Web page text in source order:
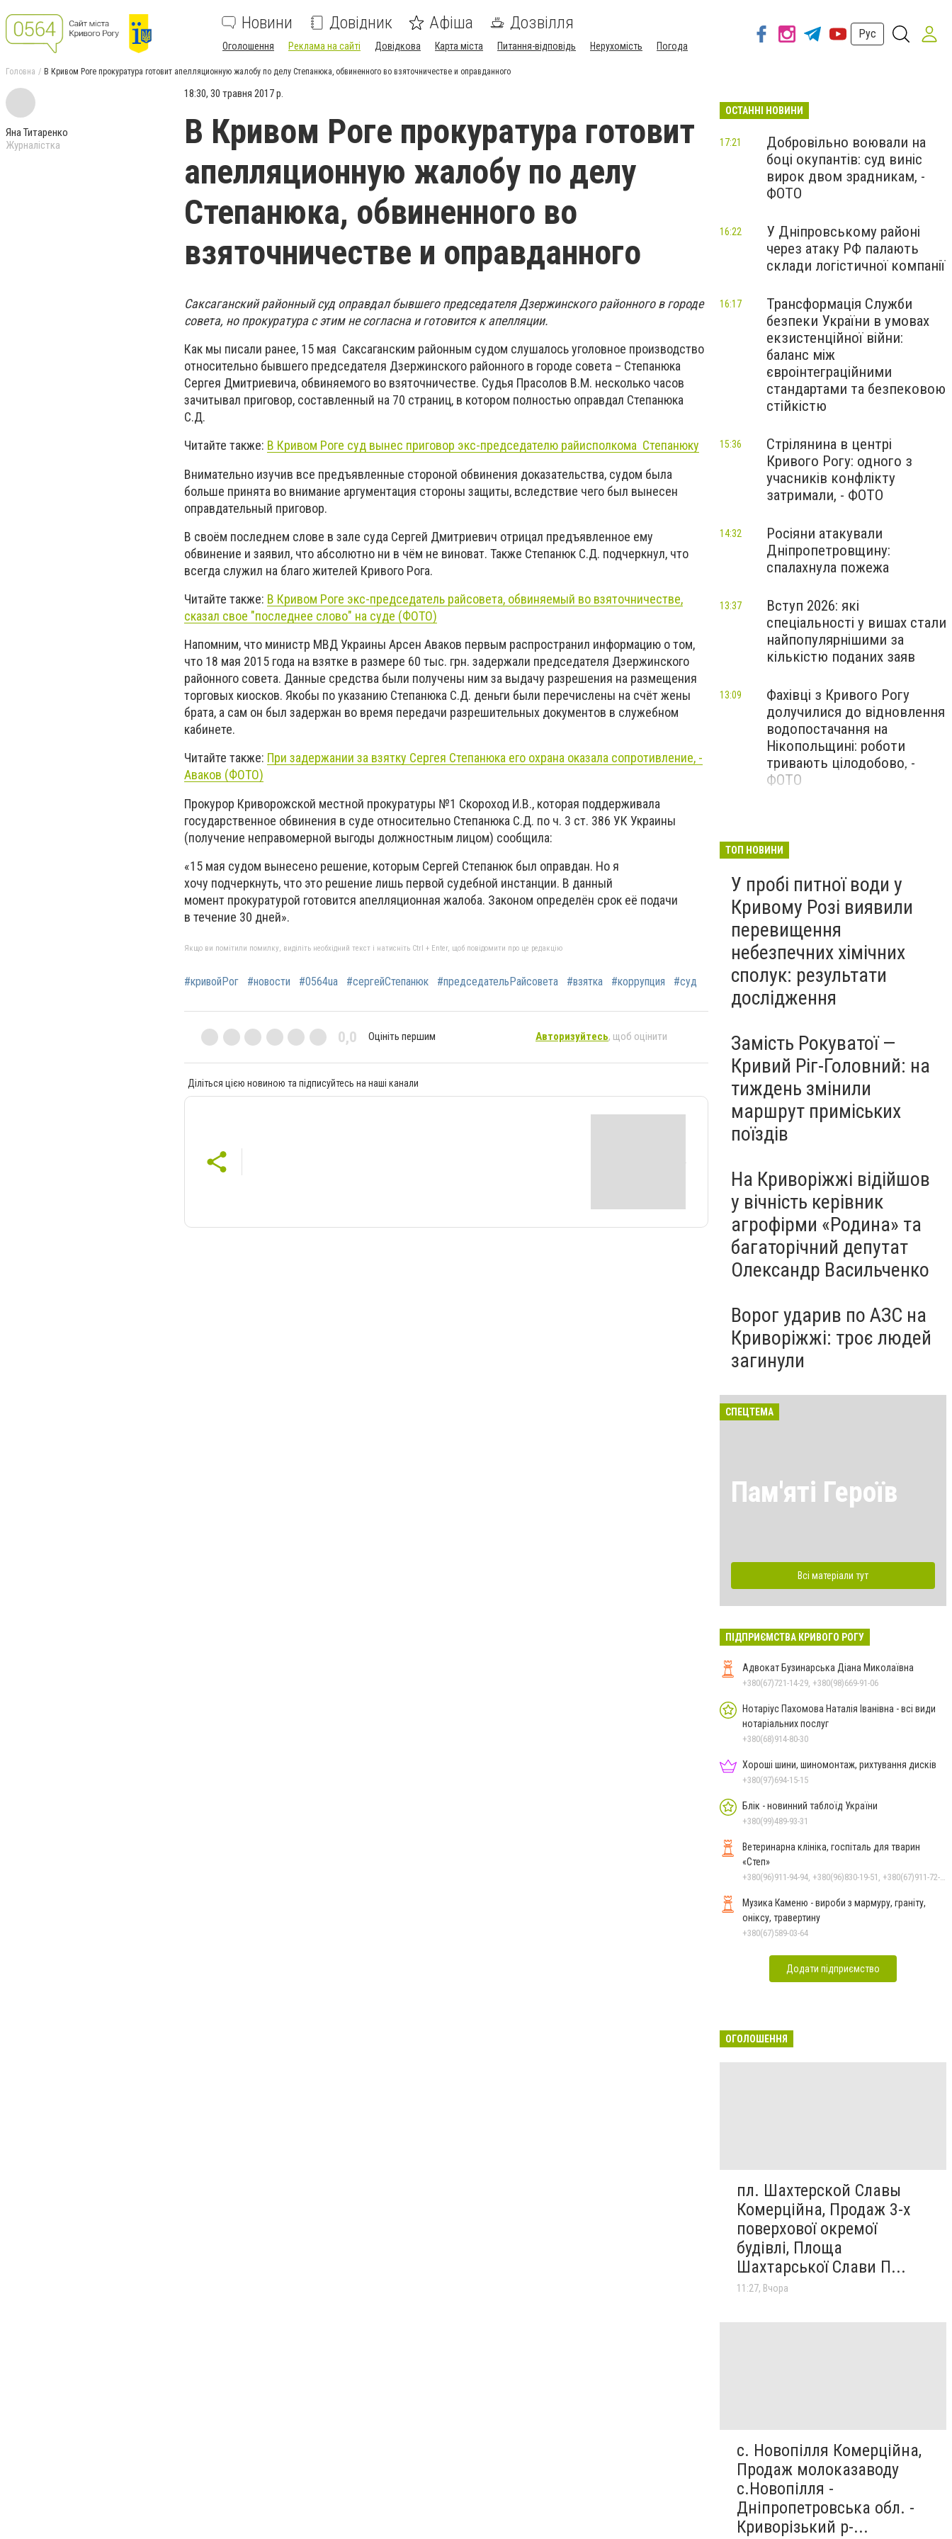
Новини Довідник Афіша Дозвілля
Оголошення Реклама на сайті Довідкова Карта міста Питання-відповідь Нерухомість Погода
Рус
Головна В Кривом Роге прокуратура готовит апелляционную жалобу по делу Степанюка, обвиненного во взяточничестве и оправданного
Яна Титаренко
Журналістка
18:30, 30 травня 2017 р.
В Кривом Роге прокуратура готовит
апелляционную жалобу по делу
Степанюка, обвиненного во
взяточничестве и оправданного
Саксаганский районный суд оправдал бывшего председателя Дзержинского районного в городе
совета, но прокуратура с этим не согласна и готовится к апелляции.
Как мы писали ранее, 15 мая Саксаганским районным судом слушалось уголовное производство
относительно бывшего председателя Дзержинского районного в городе совета – Степанюка
Сергея Дмитриевича, обвиняемого во взяточничестве. Судья Прасолов В.М. несколько часов
зачитывал приговор, составленный на 70 страниц, в котором полностью оправдал Степанюка
С.Д.
Читайте также: В Кривом Роге суд вынес приговор экс-председателю райисполкома Степанюку
Внимательно изучив все предъявленные стороной обвинения доказательства, судом была
больше принята во внимание аргументация стороны защиты, вследствие чего был вынесен
оправдательный приговор.
В своём последнем слове в зале суда Сергей Дмитриевич отрицал предъявленное ему
обвинение и заявил, что абсолютно ни в чём не виноват. Также Степанюк С.Д. подчеркнул, что
всегда служил на благо жителей Кривого Рога.
Читайте также: В Кривом Роге экс-председатель райсовета, обвиняемый во взяточничестве,
сказал свое "последнее слово" на суде (ФОТО)
Напомним, что министр МВД Украины Арсен Аваков первым распространил информацию о том,
что 18 мая 2015 года на взятке в размере 60 тыс. грн. задержали председателя Дзержинского
районного совета. Данные средства были получены ним за выдачу разрешения на размещения
торговых киосков. Якобы по указанию Степанюка С.Д. деньги были перечислены на счёт жены
брата, а сам он был задержан во время передачи разрешительных документов в служебном
кабинете.
Читайте также: При задержании за взятку Сергея Степанюка его охрана оказала сопротивление, -
Аваков (ФОТО)
Прокурор Криворожской местной прокуратуры №1 Скороход И.В., которая поддерживала
государственное обвинения в суде относительно Степанюка С.Д. по ч. 3 ст. 386 УК Украины
(получение неправомерной выгоды должностным лицом) сообщила:
«15 мая судом вынесено решение, которым Сергей Степанюк был оправдан. Но я
хочу подчеркнуть, что это решение лишь первой судебной инстанции. В данный
момент прокуратурой готовится апелляционная жалоба. Законом определён срок её подачи
в течение 30 дней».
Якщо ви помітили помилку, виділіть необхідний текст і натисніть Ctrl + Enter, щоб повідомити про це редакцію
#кривойРог #новости #0564ua #сергейСтепанюк #председательРайсовета #взятка #коррупция #суд
0,0 Оцініть першим Авторизуйтесь, щоб оцінити
Діліться цією новиною та підписуйтесь на наші канали
ОСТАННІ НОВИНИ
Добровільно воювали на
боці окупантів: суд виніс
вирок двом зрадникам, -
ФОТО
17:21
У Дніпровському районі
через атаку РФ палають
склади логістичної компанії
16:22
Трансформація Служби
безпеки України в умовах
екзистенційної війни:
баланс між
євроінтеграційними
стандартами та безпековою
стійкістю
16:17
Стрілянина в центрі
Кривого Рогу: одного з
учасників конфлікту
затримали, - ФОТО
15:36
Росіяни атакували
Дніпропетровщину:
спалахнула пожежа
14:32
Вступ 2026: які
спеціальності у вишах стали
найпопулярнішими за
кількістю поданих заяв
13:37
Фахівці з Кривого Рогу
долучилися до відновлення
водопостачання на
Нікопольщині: роботи
тривають цілодобово, -
ФОТО
13:09
незаконне переправлення
Закарпатті, - прокуратура,
ФОТО, ВІДЕО
ТОП НОВИНИ
У пробі питної води у
Кривому Розі виявили
перевищення
небезпечних хімічних
сполук: результати
дослідження
Замість Рокуватої —
Кривий Ріг-Головний: на
тиждень змінили
маршрут приміських
поїздів
На Криворіжжі відійшов
у вічність керівник
агрофірми «Родина» та
багаторічний депутат
Олександр Васильченко
Ворог ударив по АЗС на
Криворіжжі: троє людей
загинули
СПЕЦТЕМА
Пам'яті Героїв
Всі матеріали тут
ПІДПРИЄМСТВА КРИВОГО РОГУ
Адвокат Бузинарська Діана Миколаївна
+380(67)721-14-29, +380(98)669-91-06
Нотаріус Пахомова Наталія Іванівна - всі види
нотаріальних послуг
+380(68)914-80-30
Хороші шини, шиномонтаж, рихтування дисків
+380(97)694-15-15
Блік - новинний таблоїд України
+380(99)489-93-31
Ветеринарна клініка, госпіталь для тварин
«Степ»
Музика Каменю - вироби з мармуру, граніту,
оніксу, травертину
+380(67)589-03-64
Додати підприємство
ОГОЛОШЕННЯ
пл. Шахтерской Славы
Комерційна, Продаж 3-х
поверхової окремої
будівлі, Площа
Шахтарської Слави П...
11:27, Вчора
с. Новопілля Комерційна,
Продаж молоказаводу
с.Новопілля -
Дніпропетровська обл. -
Криворізький р-...